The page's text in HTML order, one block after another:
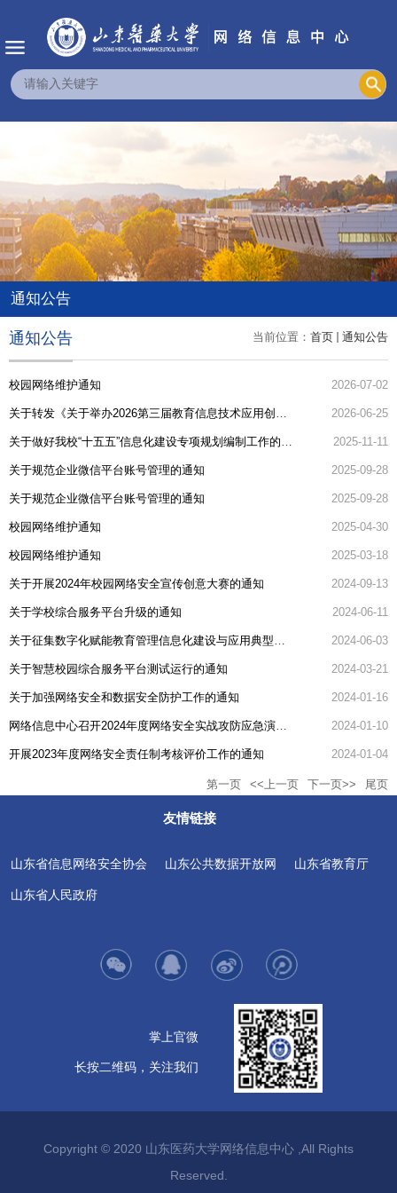
通知公告
当前位置： 首页 通知公告
通知公告
校园网络维护通知 2026-07-02
2026-06-25
2025-11-11
关于规范企业微信平台账号管理的通知 2025-09-28
关于规范企业微信平台账号管理的通知 2025-09-28
校园网络维护通知 2025-04-30
校园网络维护通知 2025-03-18
关于开展2024年校园网络安全宣传创意大赛的通知 2024-09-13
关于学校综合服务平台升级的通知 2024-06-11
2024-06-03
关于智慧校园综合服务平台测试运行的通知 2024-03-21
关于加强网络安全和数据安全防护工作的通知 2024-01-16
2024-01-10
开展2023年度网络安全责任制考核评价工作的通知 2024-01-04
第一页 <<上一页 下一页>> 尾页
友情链接
山东省信息网络安全协会 山东公共数据开放网 山东省教育厅
山东省人民政府
掌上官微
长按二维码，关注我们
Copyright © 2020 山东医药大学网络信息中心 ,All Rights
Reserved.